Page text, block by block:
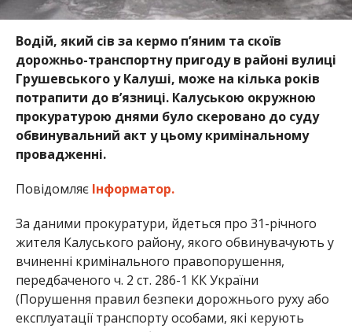
Водій, який сів за кермо п’яним та скоїв
дорожньо-транспортну пригоду в районі вулиці
Грушевського у Калуші, може на кілька років
потрапити до в’язниці. Калуською окружною
прокуратурою днями було скеровано до суду
обвинувальний акт у цьому кримінальному
провадженні.
Повідомляє Інформатор.
За даними прокуратури, йдеться про 31-річного
жителя Калуського району, якого обвинувачують у
вчиненні кримінального правопорушення,
передбаченого ч. 2 ст. 286-1 КК України
(Порушення правил безпеки дорожнього руху або
експлуатації транспорту особами, які керують